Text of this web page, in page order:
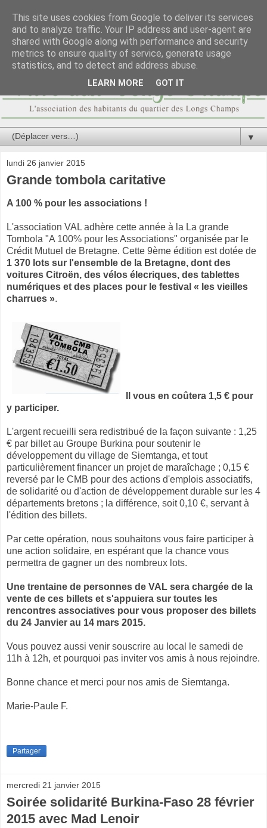
▼
lundi 26 janvier 2015
Grande tombola caritative
A 100 % pour les associations !
L'association VAL adhère cette année à la La grande
Tombola "A 100% pour les Associations" organisée par le
Crédit Mutuel de Bretagne. Cette 9ème édition est dotée de
1 370 lots sur l'ensemble de la Bretagne, dont des
voitures Citroën, des vélos élecriques, des tablettes
numériques et des places pour le festival « les vieilles
charrues ».
Il vous en coûtera 1,5 € pour
y participer.
L'argent recueilli sera redistribué de la façon suivante : 1,25
€ par billet au Groupe Burkina pour soutenir le
développement du village de Siemtanga, et tout
particulièrement financer un projet de maraîchage ; 0,15 €
reversé par le CMB pour des actions d'emplois associatifs,
de solidarité ou d'action de développement durable sur les 4
départements bretons ; la différence, soit 0,10 €, servant à
l'édition des billets.
Par cette opération, nous souhaitons vous faire participer à
une action solidaire, en espérant que la chance vous
permettra de gagner un des nombreux lots.
Une trentaine de personnes de VAL sera chargée de la
vente de ces billets et s'appuiera sur toutes les
rencontres associatives pour vous proposer des billets
du 24 Janvier au 14 mars 2015.
Vous pouvez aussi venir souscrire au local le samedi de
11h à 12h, et pourquoi pas inviter vos amis à nous rejoindre.
Bonne chance et merci pour nos amis de Siemtanga.
Marie-Paule F.
Partager
mercredi 21 janvier 2015
Soirée solidarité Burkina-Faso 28 février
2015 avec Mad Lenoir
This site uses cookies from Google to deliver its services
and to analyze traffic. Your IP address and user-agent are
shared with Google along with performance and security
metrics to ensure quality of service, generate usage
statistics, and to detect and address abuse.
LEARN MORE GOT IT